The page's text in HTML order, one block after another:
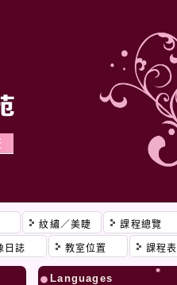
紋繡／美睫 課程總覽
日誌 教室位置 課程表
Languages